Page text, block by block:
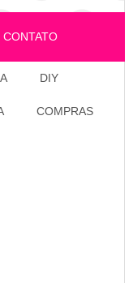
CONTATO
DIY
COMPRAS